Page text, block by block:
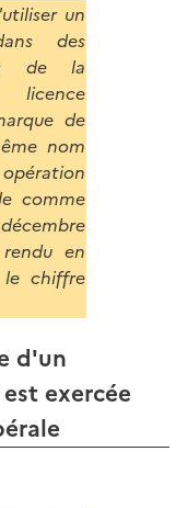
un
des
de la
de
nom
comme
en
chiffre
d'un
exercée